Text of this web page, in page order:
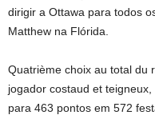
dirigir a Ottawa para todos
Matthew na Flórida.
Quatrième choix au total du
jogador costaud et
para 463 pontos em 572